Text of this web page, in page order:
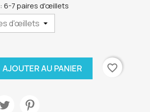
6-7 paires d'œillets
AJOUTER AU PANIER favorite_border